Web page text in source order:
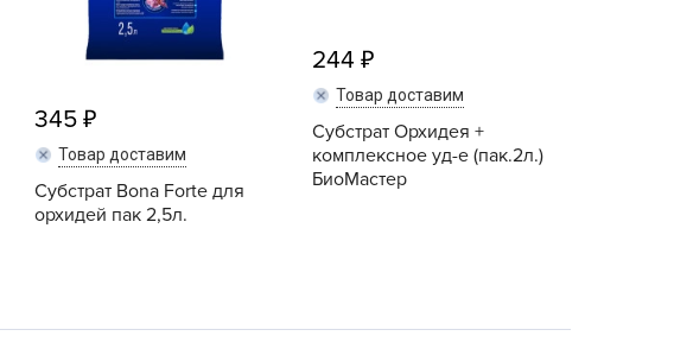
Rehau
Robin Green
Terra Vita
TORNADICA
TUT BIO
Zarit
345
Товар доставим
Субстрат Bona Forte для
орхидей пак 2,5л.
244
Товар доставим
Субстрат Орхидея +
комплексное уд-е (пак.2л.)
БиоМастер